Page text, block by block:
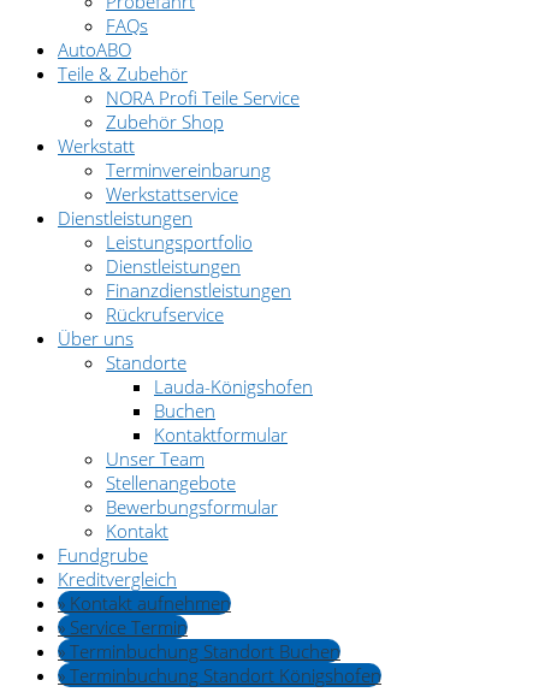
FAQs
AutoABO
Teile & Zubehör
NORA Profi Teile Service
Zubehör Shop
Werkstatt
Terminvereinbarung
Werkstattservice
Dienstleistungen
Leistungsportfolio
Dienstleistungen
Finanzdienstleistungen
Rückrufservice
Über uns
Standorte
Lauda-Königshofen
Buchen
Kontaktformular
Unser Team
Stellenangebote
Bewerbungsformular
Kontakt
Fundgrube
Kreditvergleich
» Kontakt aufnehmen
» Service Termin
» Terminbuchung Standort Buchen
» Terminbuchung Standort Königshofen